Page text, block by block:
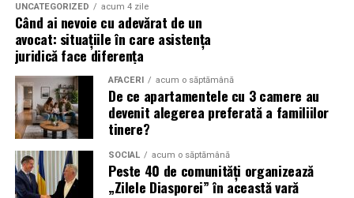
Atacurile sunt mai eficiente în contextul
evenimentelor globale
Campaniile de phishing asociate evenimentelor
importante profită de interesul public ridicat, de
presiunea timpului și de teama utilizatorilor că ar putea
pierde o ofertă sau o oportunitate. Mesajele care anunță
ultimele bilete disponibile, acces limitat la o transmisie
sau câștigarea unui premiu pot determina utilizatorii să
reacționeze înainte de a verifica sursa.
UNCATEGORIZED acum 4 zile
Când ai nevoie cu adevărat de un
avocat: situațiile în care asistența
juridică face diferența
AFACERI acum o săptămână
De ce apartamentele cu 3 camere au
devenit alegerea preferată a familiilor
tinere?
SOCIAL acum o săptămână
Peste 40 de comunități organizează
„Zilele Diasporei” în această vară